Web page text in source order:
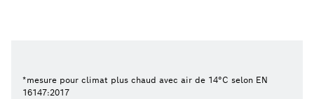
*mesure pour climat plus chaud avec air de 14°C selon EN
16147:2017